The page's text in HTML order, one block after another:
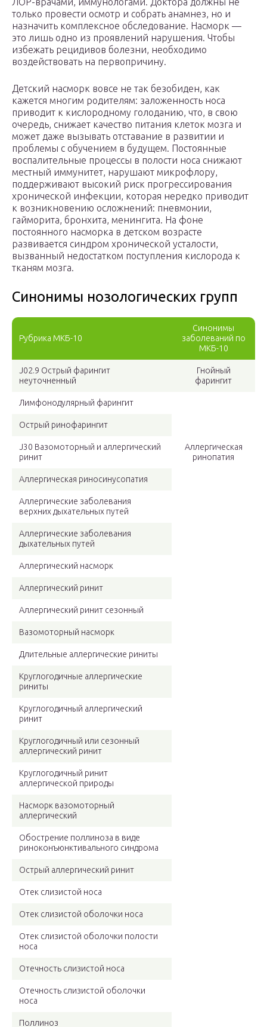
только провести осмотр и собрать анамнез, но и
назначить комплексное обследование. Насморк —
это лишь одно из проявлений нарушения. Чтобы
избежать рецидивов болезни, необходимо
воздействовать на первопричину.
Детский насморк вовсе не так безобиден, как
кажется многим родителям: заложенность носа
приводит к кислородному голоданию, что, в свою
очередь, снижает качество питания клеток мозга и
может даже вызывать отставание в развитии и
проблемы с обучением в будущем. Постоянные
воспалительные процессы в полости носа снижают
местный иммунитет, нарушают микрофлору,
поддерживают высокий риск прогрессирования
хронической инфекции, которая нередко приводит
к возникновению осложнений: пневмонии,
гайморита, бронхита, менингита. На фоне
постоянного насморка в детском возрасте
развивается синдром хронической усталости,
вызванный недостатком поступления кислорода к
тканям мозга.
Синонимы нозологических групп
Рубрика МКБ-10
Синонимы
заболеваний по
МКБ-10
J02.9 Острый фарингит
неуточненный
Гнойный
фарингит
Лимфонодулярный фарингит
Острый ринофарингит
J30 Вазомоторный и аллергический
ринит
Аллергическая
ринопатия
Аллергическая риносинусопатия
Аллергические заболевания
верхних дыхательных путей
Аллергические заболевания
дыхательных путей
Аллергический насморк
Аллергический ринит
Аллергический ринит сезонный
Вазомоторный насморк
Длительные аллергические риниты
Круглогодичные аллергические
риниты
Круглогодичный аллергический
ринит
Круглогодичный или сезонный
аллергический ринит
Круглогодичный ринит
аллергической природы
Насморк вазомоторный
аллергический
Обострение поллиноза в виде
риноконъюнктивального синдрома
Острый аллергический ринит
Отек слизистой носа
Отек слизистой оболочки носа
Отек слизистой оболочки полости
носа
Отечность слизистой носа
Отечность слизистой оболочки
носа
Поллиноз